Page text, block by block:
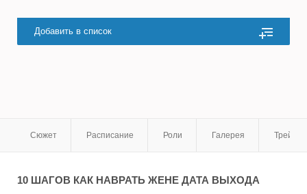
Добавить в список
Сюжет Расписание Роли Галерея
10 ШАГОВ КАК НАВРАТЬ ЖЕНЕДАТА ВЫХОДА